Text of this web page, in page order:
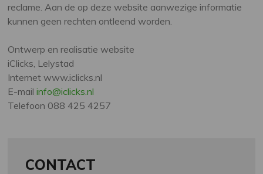
reclame. Aan de op deze website aanwezige informatie
kunnen geen rechten ontleend worden.
Ontwerp en realisatie website
iClicks, Lelystad
Internet www.iclicks.nl
E-mailinfo@iclicks.nl
Telefoon 088 425 4257
CONTACT